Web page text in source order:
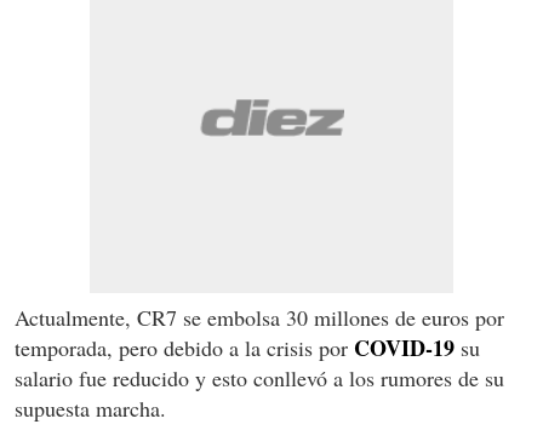
Actualmente, CR7 se embolsa 30 millones de euros por
temporada, pero debido a la crisis por COVID-19 su
salario fue reducido y esto conllevó a los rumores de su
supuesta marcha.